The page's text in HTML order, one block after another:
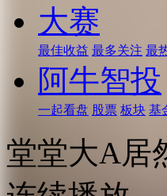
大赛
最佳收益 最多关注 最
阿牛智投
一起看盘 股票 板块 基
堂堂大A居